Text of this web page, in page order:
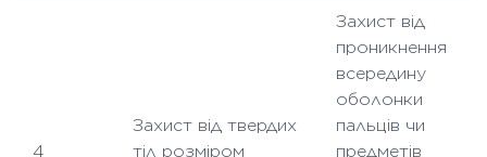
4
Захист від твердих
тіл розміром
Захист від
проникнення
всередину
оболонки
пальців чи
предметів